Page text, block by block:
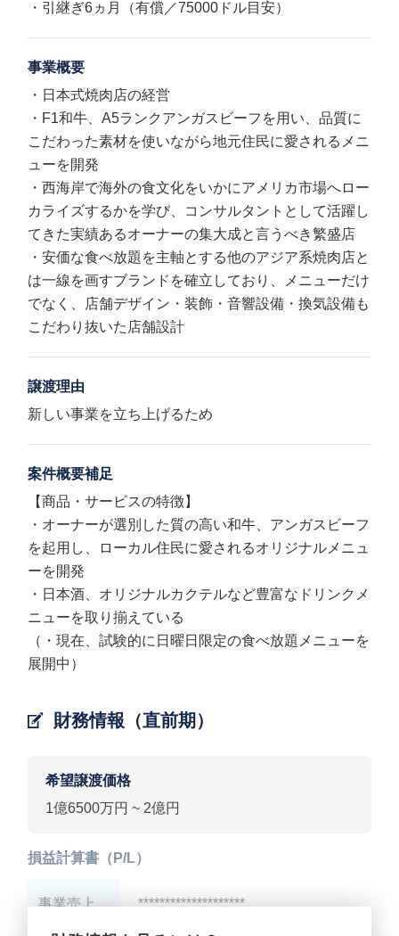
・引継ぎ6ヵ月（有償／75000ドル目安）
事業概要
・日本式焼肉店の経営
・F1和牛、A5ランクアンガスビーフを用い、品質に
こだわった素材を使いながら地元住民に愛されるメニ
ューを開発
・西海岸で海外の食文化をいかにアメリカ市場へロー
カライズするかを学び、コンサルタントとして活躍し
てきた実績あるオーナーの集大成と言うべき繁盛店
・安価な食べ放題を主軸とする他のアジア系焼肉店と
は一線を画すブランドを確立しており、メニューだけ
でなく、店舗デザイン・装飾・音響設備・換気設備も
こだわり抜いた店舗設計
譲渡理由
新しい事業を立ち上げるため
案件概要補足
【商品・サービスの特徴】
・オーナーが選別した質の高い和牛、アンガスビーフ
を起用し、ローカル住民に愛されるオリジナルメニュ
ーを開発
・日本酒、オリジナルカクテルなど豊富なドリンクメ
ニューを取り揃えている
（・現在、試験的に日曜日限定の食べ放題メニューを
展開中）
財務情報（直前期）
希望譲渡価格
1億6500万円 ~ 2億円
損益計算書（P/L）
事業売上 ********************